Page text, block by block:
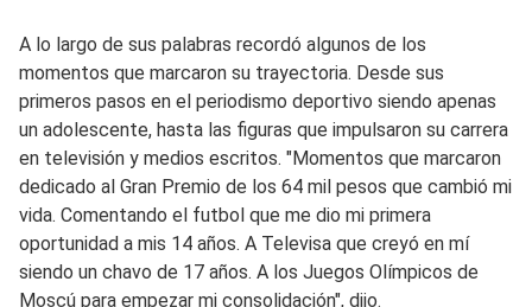
A lo largo de sus palabras recordó algunos de los
momentos que marcaron su trayectoria. Desde sus
primeros pasos en el periodismo deportivo siendo apenas
un adolescente, hasta las figuras que impulsaron su carrera
en televisión y medios escritos. "Momentos que marcaron
dedicado al Gran Premio de los 64 mil pesos que cambió mi
vida. Comentando el futbol que me dio mi primera
oportunidad a mis 14 años. A Televisa que creyó en mí
siendo un chavo de 17 años. A los Juegos Olímpicos de
Moscú para empezar mi consolidación", dijo.